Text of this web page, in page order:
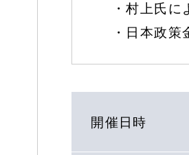
・村上氏に
・日本政策
開催日時